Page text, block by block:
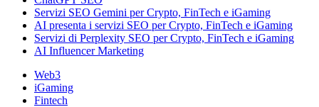
Servizi SEO Gemini per Crypto, FinTech e iGaming
AI presenta i servizi SEO per Crypto, FinTech e iGaming
Servizi di Perplexity SEO per Crypto, FinTech e iGaming
AI Influencer Marketing
Web3
iGaming
Fintech